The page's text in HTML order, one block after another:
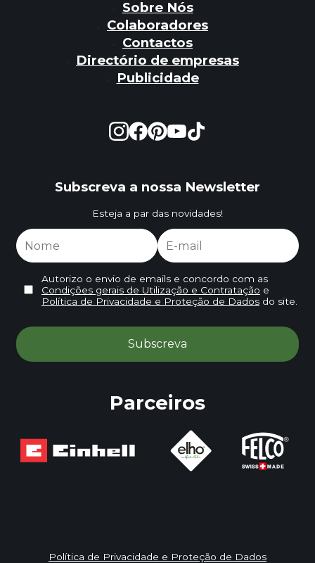
Sobre Nós
Colaboradores
Contactos
Directório de empresas
Publicidade
Subscreva a nossa Newsletter
Esteja a par das novidades!
Autorizo o envio de emails e concordo com as
Condições gerais de Utilização e Contratação e
Política de Privacidade e Proteção de Dadosdo site.
Parceiros
Política de Privacidade e Proteção de Dados